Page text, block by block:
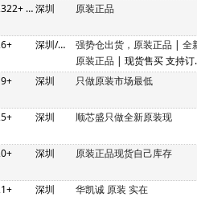
2322+ 2325+ 2328+深圳 原装正品
深圳/香港 强势仓出货，原装正品 | 全
原装正品 | 现货售买 支持订
价格透明
深圳 只做原装市场最低
深圳 顺芯盛只做全新原装现
深圳 原装正品现货自己库存
深圳 华凯诚 原装 实在